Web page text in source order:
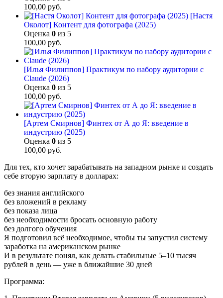
100,00 руб.
[Настя
Околот] Контент для фотографа (2025)
Оценка 0 из 5
100,00 руб.
[Илья Филиппов] Практикум по набору аудитории с
Claude (2026)
Оценка 0 из 5
100,00 руб.
[Артем Смирнов] Финтех от А до Я: введение в
индустрию (2025)
Оценка 0 из 5
100,00 руб.
Для тех, кто хочет зарабатывать на западном рынке и создать
себе вторую зарплату в долларах:
без знания английского
без вложений в рекламу
без показа лица
без необходимости бросать основную работу
без долгого обучения
Я подготовил всё необходимое, чтобы ты запустил систему
заработка на американском рынке
И в результате понял, как делать стабильные 5–10 тысяч
рублей в день — уже в ближайшие 30 дней
Программа: